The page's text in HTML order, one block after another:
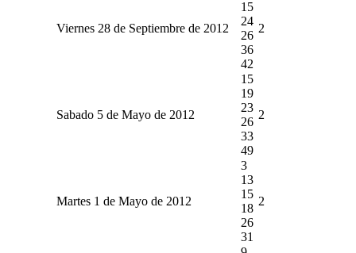
Viernes 28 de Septiembre de 2012
15
24
26
36
42
2
Sabado 5 de Mayo de 2012
15
19
23
26
33
49
2
Martes 1 de Mayo de 2012
3
13
15
18
26
31
2